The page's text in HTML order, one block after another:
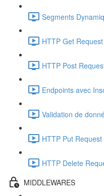
Segments
HTTP Get
HTTP Post
Endpoints avec
Validation de
HTTP Put
HTTP Delete
MIDDLEWARES